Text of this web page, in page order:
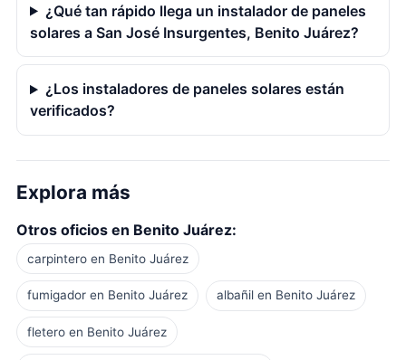
¿Qué tan rápido llega un instalador de paneles
solares a San José Insurgentes, Benito Juárez?
¿Los instaladores de paneles solares están
verificados?
Explora más
Otros oficios en Benito Juárez:
carpintero en Benito Juárez
fumigador en Benito Juárez albañil en Benito Juárez
fletero en Benito Juárez